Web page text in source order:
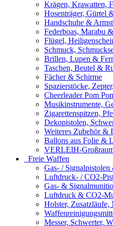
Krägen, Krawatten,
Hosenträger, Gürtel
Handschuhe &
Federboas, Marabu
Flügel,
Schmuck,
Brillen, Lupen &
Taschen, Beutel &
Fächer & Schirme
Spazierstöcke,
Cheerleader Pom
Musikinstrumente,
Zigarettenspitzen,
Dekopistolen,
Weiteres Zubehör &
Ballons aus Folie &
VERLEIH-
Freie Waffen
Gas- /
Luftdruck- / CO2-
Gas- &
Luftdruck & CO2-
Holster, Zusatzläufe,
Messer, Schwerter,